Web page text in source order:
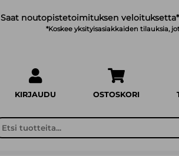
Saat noutopistetoimituksen
*Koskee yksityisasiakkaiden tilauksia,
KIRJAUDU OSTOSKORI